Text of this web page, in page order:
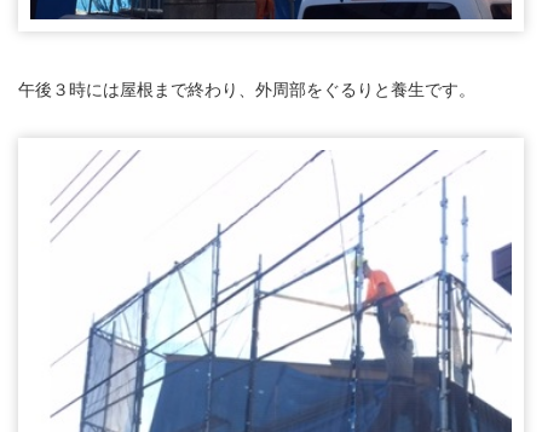
午後３時には屋根まで終わり、外周部をぐるりと養生です。